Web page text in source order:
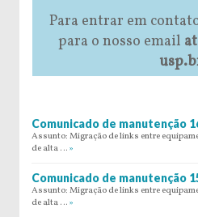
Para entrar em
para o nosso email
Comunicado de manutenção
Assunto: Migração de links entre
de alta … »
Comunicado de manutenção
Assunto: Migração de links entre
de alta … »